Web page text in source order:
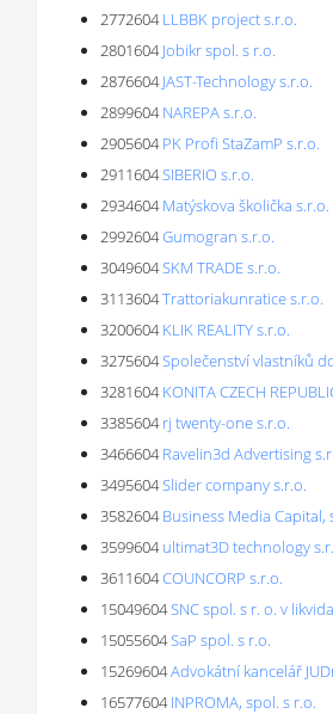
2772604 LLBBK project s.r.o.
2801604 Jobikr spol. s r.o.
2876604 JAST-Technology s.r.o.
2899604 NAREPA s.r.o.
2905604 PK Profi StaZamP s.r.o.
2911604SIBERIO s.r.o.
2934604 Matýskova školička s.r.o.
2992604Gumogran s.r.o.
3049604SKM TRADE s.r.o.
3113604Trattoriakunratice s.r.o.
3200604 KLIK REALITY s.r.o.
3275604Společenství vlastníků
3281604 KONITA CZECH
3385604 rj twenty-one s.r.o.
3466604 Ravelin3d Advertising
3495604Slider company s.r.o.
3582604 Business Media Capital,
3599604 ultimat3D technology
3611604COUNCORP s.r.o.
15049604SNC spol. s r. o. v
15055604SaP spol. s r.o.
15269604Advokátní kancelář
16577604 INPROMA, spol. s r.o.